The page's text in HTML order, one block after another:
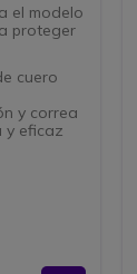
el modelo
proteger
cuero
y correa
y eficaz